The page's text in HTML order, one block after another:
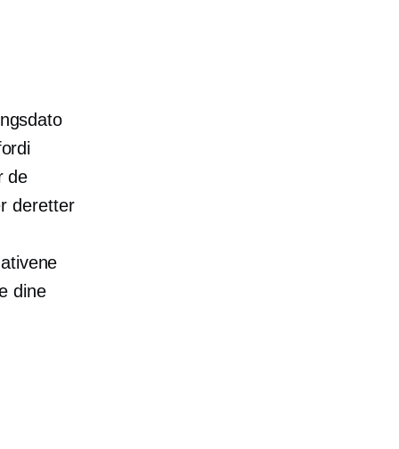
de
deretter
dine